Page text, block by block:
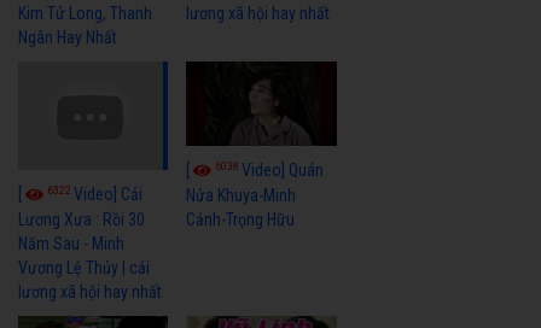
Kim Tử Long, Thanh
Ngân Hay Nhất
lương xã hội hay nhất
6322 Video] Cải
Lương Xưa : Rồi 30
Năm Sau - Minh
Vương Lệ Thủy | cải
lương xã hội hay nhất
6038Video] Quán
Nửa Khuya-Minh
Cảnh-Trọng Hữu